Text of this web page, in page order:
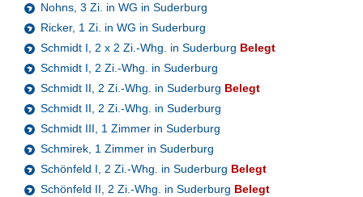
Nohns, 3 Zi. in WG in Suderburg
Ricker, 1 Zi. in WG in Suderburg
Schmidt I, 2 x 2 Zi.-Whg. in Suderburg Belegt
Schmidt I, 2 Zi.-Whg. in Suderburg
Schmidt II, 2 Zi.-Whg. in Suderburg Belegt
Schmidt II, 2 Zi.-Whg. in Suderburg
Schmidt III, 1 Zimmer in Suderburg
Schmirek, 1 Zimmer in Suderburg
Schönfeld I, 2 Zi.-Whg. in Suderburg Belegt
Schönfeld II, 2 Zi.-Whg. in Suderburg Belegt